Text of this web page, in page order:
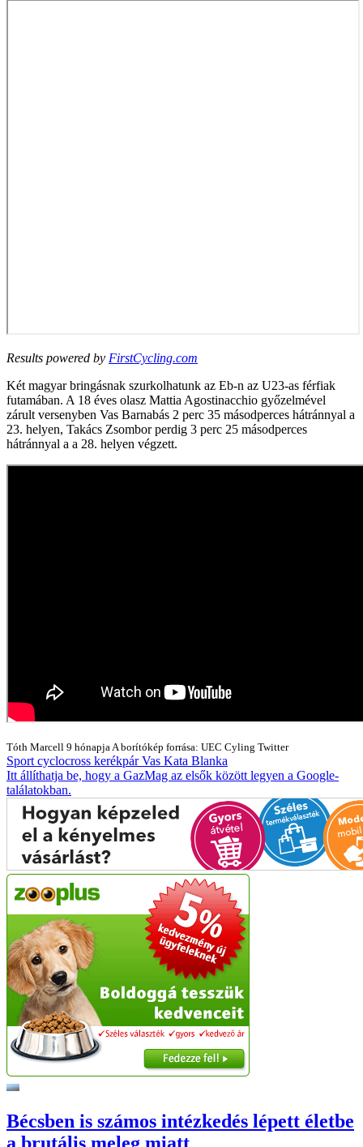
Results powered by FirstCycling.com
Két magyar bringásnak szurkolhatunk az Eb-n az U23-as férfiak
futamában. A 18 éves olasz Mattia Agostinacchio győzelmével
zárult versenyben Vas Barnabás 2 perc 35 másodperces hátránnyal a
23. helyen, Takács Zsombor perdig 3 perc 25 másodperces
hátránnyal a a 28. helyen végzett.
Tóth Marcell 9 hónapja A borítókép forrása: UEC Cyling Twitter
Sport cyclocross kerékpárVas Kata Blanka
Itt állíthatja be, hogy a GazMag az elsők között legyen a Google-
találatokban.
Bécsben is számos intézkedés lépett életbe